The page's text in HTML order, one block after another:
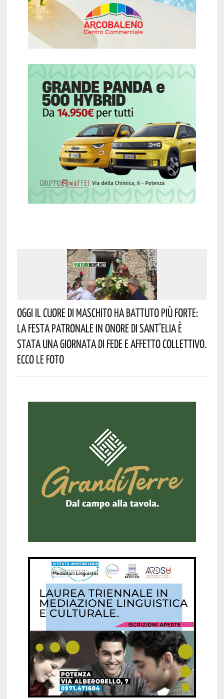
Oggi Il Cuore Di Maschito Ha Battuto Più Forte:
La Festa Patronale In Onore Di Sant’Elia È
Stata Una Giornata Di Fede E Affetto Collettivo.
Ecco Le Foto